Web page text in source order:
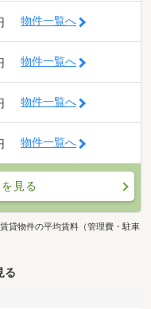
物件一覧へ
物件一覧へ
物件一覧へ
物件一覧へ
を見る
貸物件の平均賃料（管理費・駐車
る